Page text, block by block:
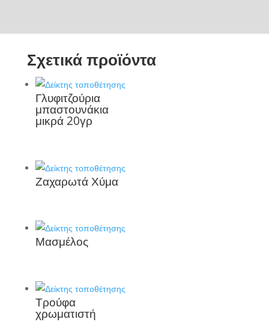
Σχετικά προϊόντα
Γλυφιτζούρια
μπαστουνάκια
μικρά 20γρ
Ζαχαρωτά Χύμα
Μασμέλος
Τρούφα
χρωματιστή